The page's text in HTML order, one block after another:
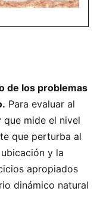
de los problemas
Para evaluar al
que mide el nivel
que perturba al
y la
apropiados
dinámico natural